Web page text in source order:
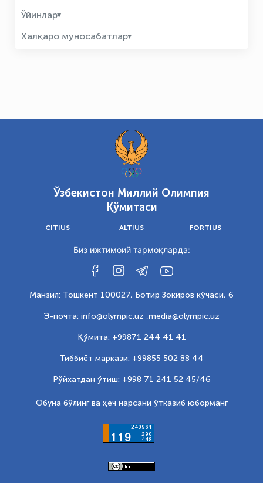
Ўйинлар
Халқаро муносабатлар
Ўзбекистон Миллий Олимпия
Қўмитаси
CITIUS ALTIUS FORTIUS
Биз ижтимоий тармоқларда:
Манзил: Тошкент 100027, Ботир Зокиров кўчаси, 6
Э-почта: info@olympic.uz ,media@olympic.uz
Қўмита: +99871 244 41 41
Тиббиёт маркази: +99855 502 88 44
Рўйхатдан ўтиш: +998 71 241 52 45/46
Обуна бўлинг ва ҳеч нарсани ўтказиб юборманг